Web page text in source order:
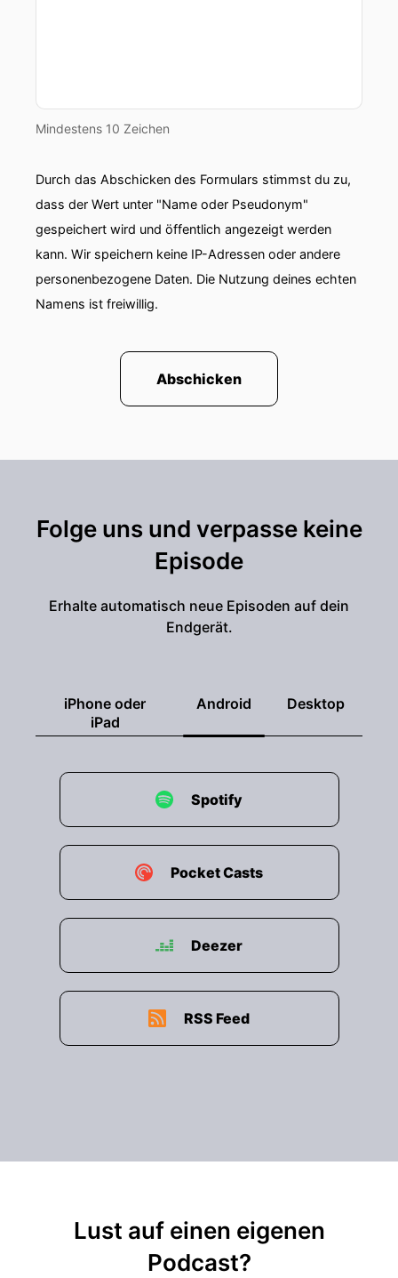
Mindestens 10 Zeichen
Durch das Abschicken des Formulars stimmst du zu,
dass der Wert unter "Name oder Pseudonym"
gespeichert wird und öffentlich angezeigt werden
kann. Wir speichern keine IP-Adressen oder andere
personenbezogene Daten. Die Nutzung deines echten
Namens ist freiwillig.
Abschicken
Folge uns und verpasse keine
Episode
Erhalte automatisch neue Episoden auf dein
Endgerät.
iPhone oder
iPad
Android Desktop
Spotify
Pocket Casts
Deezer
RSS Feed
Lust auf einen eigenen
Podcast?